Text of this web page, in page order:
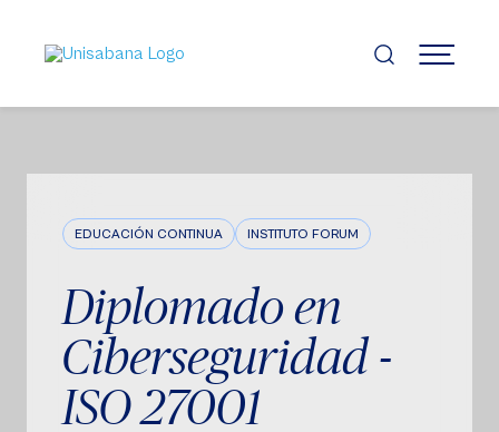
contenido
principal
MENÚ
EDUCACIÓN CONTINUA INSTITUTO FORUM
Diplomado en
Ciberseguridad -
ISO 27001